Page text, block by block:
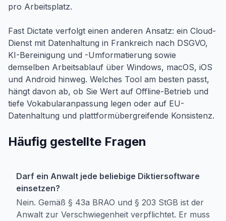
pro Arbeitsplatz.
Fast Dictate verfolgt einen anderen Ansatz: ein Cloud-
Dienst mit Datenhaltung in Frankreich nach DSGVO,
KI-Bereinigung und -Umformatierung sowie
demselben Arbeitsablauf über Windows, macOS, iOS
und Android hinweg. Welches Tool am besten passt,
hängt davon ab, ob Sie Wert auf Offline-Betrieb und
tiefe Vokabularanpassung legen oder auf EU-
Datenhaltung und plattformübergreifende Konsistenz.
Häufig gestellte Fragen
Darf ein Anwalt jede beliebige Diktiersoftware
einsetzen?
Nein. Gemäß § 43a BRAO und § 203 StGB ist der
Anwalt zur Verschwiegenheit verpflichtet. Er muss